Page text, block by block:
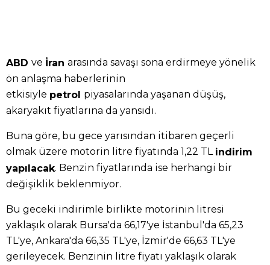
ABD ve İran arasında savaşı sona erdirmeye yönelik
ön anlaşma haberlerinin
etkisiyle petrol piyasalarında yaşanan düşüş,
akaryakıt fiyatlarına da yansıdı.
Buna göre, bu gece yarısından itibaren geçerli
olmak üzere motorin litre fiyatında 1,22 TL indirim
yapılacak. Benzin fiyatlarında ise herhangi bir
değişiklik beklenmiyor.
Bu geceki indirimle birlikte motorinin litresi
yaklaşık olarak Bursa'da 66,17'ye İstanbul'da 65,23
TL'ye, Ankara'da 66,35 TL'ye, İzmir'de 66,63 TL'ye
gerileyecek. Benzinin litre fiyatı yaklaşık olarak